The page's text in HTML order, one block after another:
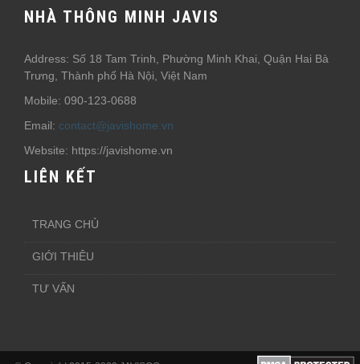
NHÀ THÔNG MINH JAVIS
Address: Số 18 Tam Trinh, Phường Minh Khai, Quận Hai Bà
Trưng, Thành phố Hà Nội, Việt Nam
Mobile: 090-123-0688
Email: contact@javishome.vn
Website: https://javishome.vn
LIÊN KẾT
TRANG CHỦ
GIỚI THIÊU
TƯ VẤN